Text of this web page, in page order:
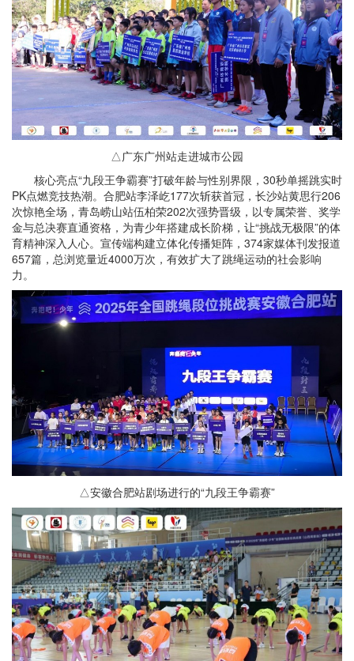
△广东广州站走进城市公园
核心亮点“九段王争霸赛”打破年龄与性别界限，30秒单摇跳实时
PK点燃竞技热潮。合肥站李泽屹177次斩获首冠，长沙站黄思行206
次惊艳全场，青岛崂山站伍柏荣202次强势晋级，以专属荣誉、奖学
金与总决赛直通资格，为青少年搭建成长阶梯，让“挑战无极限”的体
育精神深入人心。宣传端构建立体化传播矩阵，374家媒体刊发报道
657篇，总浏览量近4000万次，有效扩大了跳绳运动的社会影响
力。
△安徽合肥站剧场进行的“九段王争霸赛”